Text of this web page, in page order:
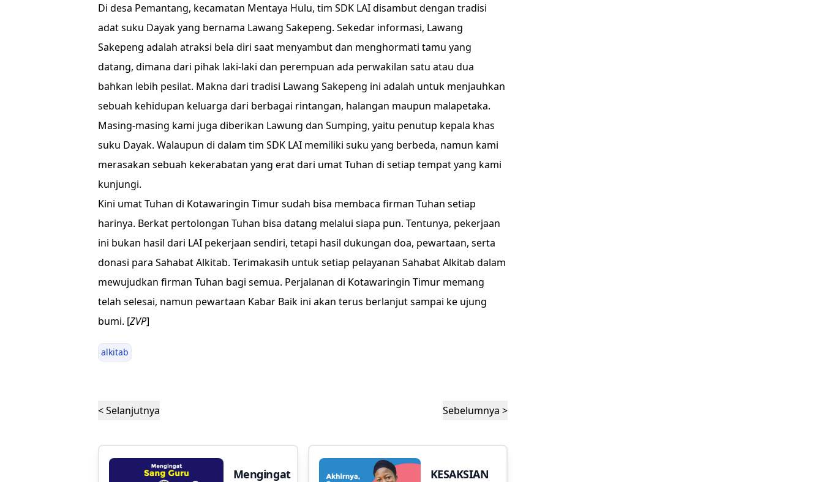
Di desa Pemantang, kecamatan Mentaya Hulu, tim SDK LAI disambut dengan tradisi
adat suku Dayak yang bernama Lawang Sakepeng. Sekedar informasi, Lawang
Sakepeng adalah atraksi bela diri saat menyambut dan menghormati tamu yang
datang, dimana dari pihak laki-laki dan perempuan ada perwakilan satu atau dua
bahkan lebih pesilat. Makna dari tradisi Lawang Sakepeng ini adalah untuk menjauhkan
sebuah kehidupan keluarga dari berbagai rintangan, halangan maupun malapetaka.
Masing-masing kami juga diberikan Lawung dan Sumping, yaitu penutup kepala khas
suku Dayak. Walaupun di dalam tim SDK LAI memiliki suku yang berbeda, namun kami
merasakan sebuah kekerabatan yang erat dari umat Tuhan di setiap tempat yang kami
kunjungi.
Kini umat Tuhan di Kotawaringin Timur sudah bisa membaca firman Tuhan setiap
harinya. Berkat pertolongan Tuhan bisa datang melalui siapa pun. Tentunya, pekerjaan
ini bukan hasil dari LAI pekerjaan sendiri, tetapi hasil dukungan doa, pewartaan, serta
donasi para Sahabat Alkitab. Terimakasih untuk setiap pelayanan Sahabat Alkitab dalam
mewujudkan firman Tuhan bagi semua. Perjalanan di Kotawaringin Timur memang
telah selesai, namun pewartaan Kabar Baik ini akan terus berlanjut sampai ke ujung
bumi. [ZVP]
alkitab
< Selanjutnya Sebelumnya >
Mengingat
KESAKSIAN